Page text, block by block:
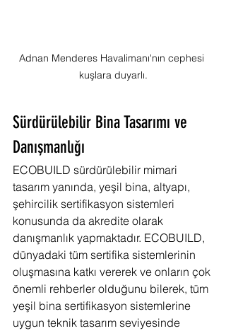
Adnan Menderes Havalimanı'nın cephesi
kuşlara duyarlı.
Sürdürülebilir Bina Tasarımı ve
Danışmanlığı
ECOBUILD sürdürülebilir mimari
tasarım yanında, yeşil bina, altyapı,
şehircilik sertifikasyon sistemleri
konusunda da akredite olarak
danışmanlık yapmaktadır. ECOBUILD,
dünyadaki tüm sertifika sistemlerinin
oluşmasına katkı vererek ve onların çok
önemli rehberler olduğunu bilerek, tüm
yeşil bina sertifikasyon sistemlerine
uygun teknik tasarım seviyesinde